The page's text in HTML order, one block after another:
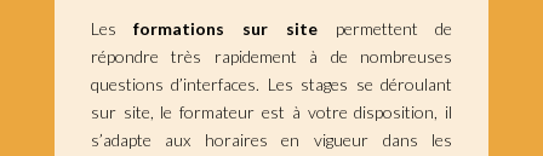
Lesformations sur sitepermettent de
répondre très rapidement à de nombreuses
questions d’interfaces. Les stages se déroulant
sur site, le formateur est à votre disposition, il
s’adapte aux horaires en vigueur dans les